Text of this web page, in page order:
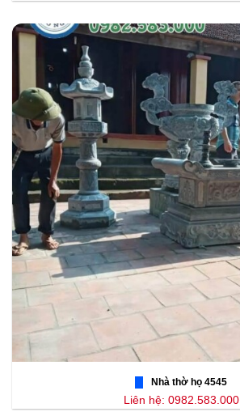
Nhà thờ họ 4545
Liên hệ: 0982.583.000